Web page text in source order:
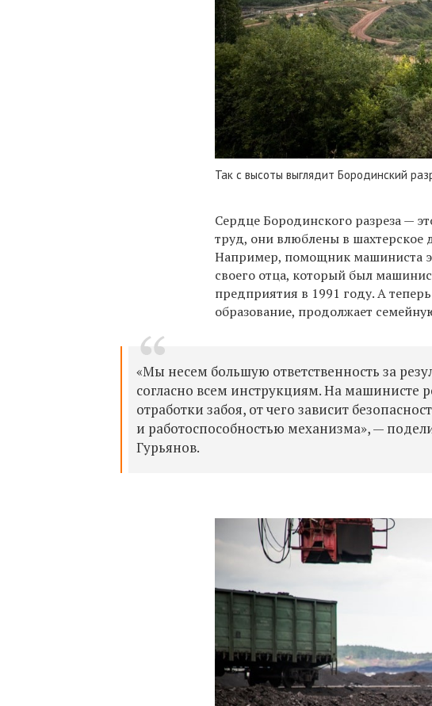
Так с высоты выглядит Бородинский
Сердце Бородинского разреза —
труд, они влюблены в
Например, помощник машиниста
своего отца, который был
предприятия в 1991 году. А
образование, продолжает
«Мы несем большую ответственность за
согласно всем инструкциям. На машинисте
отработки забоя, от чего зависит
и работоспособностью механизма», —
Гурьянов.